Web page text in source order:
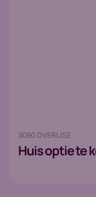
3090 OVERIJSE
Huisoptie te